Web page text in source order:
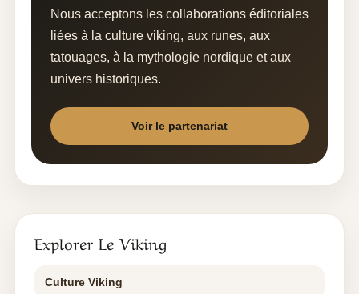
Nous acceptons les collaborations éditoriales
liées à la culture viking, aux runes, aux
tatouages, à la mythologie nordique et aux
univers historiques.
Voir le partenariat
Explorer Le Viking
Culture Viking